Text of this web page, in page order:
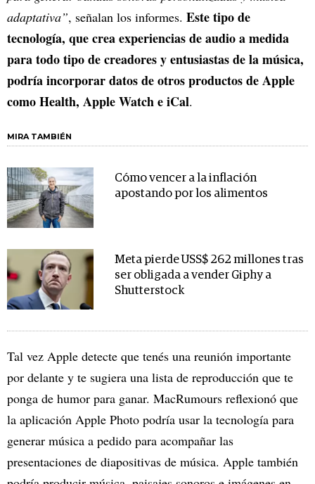
adaptativa”, señalan los informes. Este tipo de
tecnología, que crea experiencias de audio a medida
para todo tipo de creadores y entusiastas de la música,
podría incorporar datos de otros productos de Apple
como Health, Apple Watch e iCal.
MIRA TAMBIÉN
Cómo vencer a la inflación
apostando por los alimentos
Meta pierde USS$ 262 millones tras
ser obligada a vender Giphy a
Shutterstock
Tal vez Apple detecte que tenés una reunión importante
por delante y te sugiera una lista de reproducción que te
ponga de humor para ganar. MacRumours reflexionó que
la aplicación Apple Photo podría usar la tecnología para
generar música a pedido para acompañar las
presentaciones de diapositivas de música. Apple también